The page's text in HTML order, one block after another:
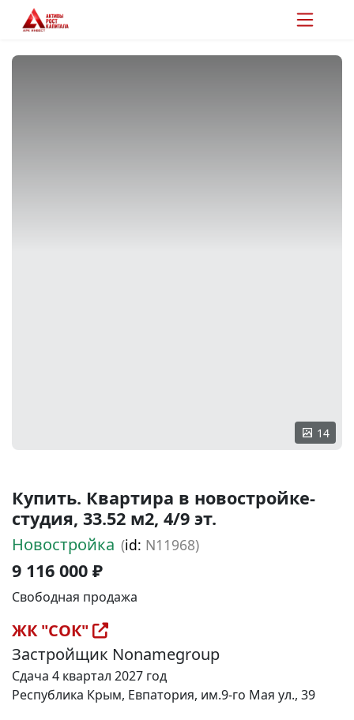
14
Купить. Квартира в новостройке-
студия, 33.52 м2, 4/9 эт.
Новостройка (id: N11968)
9 116 000 ₽
Свободная продажа
ЖК "СОК"
Застройщик Nonamegroup
Сдача 4 квартал 2027 год
Республика Крым, Евпатория, им.9-го Мая ул., 39